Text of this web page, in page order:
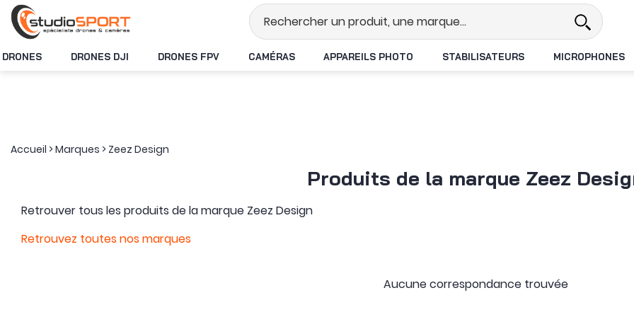
Stock en temps réel
DRONES DRONES DJI DRONES FPV CAMÉRAS APPAREILS PHOTO STABILISATEURS MICROPHONES
Accueil >Marques > Zeez Design
Produits de la marque Zeez
Retrouver tous les produits de la marque Zeez Design
Retrouvez toutes nos marques
Aucune correspondance trouvée